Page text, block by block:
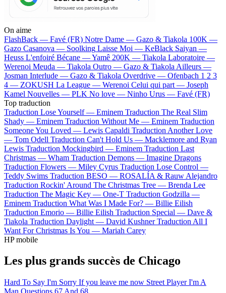
On aime
FlashBack — Favé (FR) Notre Dame — Gazo & Tiakola 100K —
Gazo Casanova — Soolking Laisse Moi — KeBlack Saiyan —
Heuss L'enfoiré Bécane —Yamê 200K — Tiakola Laboratoire —
Werenoi Meuda — Tiakola Outro — Gazo & Tiakola Ailleurs —
Josman Interlude — Gazo & Tiakola Overdrive — Ofenbach 1 2 3
4 — ZOKUSH La League — Werenoi Celui qui part — Joseph
Kamel Nouvelles — PLK No love — Ninho Urus — Favé (FR)
Top traduction
Traduction Lose Yourself — Eminem Traduction The Real Slim
Shady — Eminem Traduction Without Me — Eminem Traduction
Someone You Loved — Lewis Capaldi Traduction Another Love
— Tom Odell Traduction Can't Hold Us — Macklemore and Ryan
Lewis Traduction Mockingbird — Eminem Traduction Last
Christmas — Wham Traduction Demons — Imagine Dragons
Traduction Flowers — Miley Cyrus Traduction Lose Control —
Teddy Swims Traduction BESO — ROSALÍA & Rauw Alejandro
Traduction Rockin' Around The Christmas Tree — Brenda Lee
Traduction The Magic Key — One-T Traduction Godzilla —
Eminem Traduction What Was I Made For? — Billie Eilish
Traduction Emorio — Billie Eilish Traduction Special — Dave &
Tiakola Traduction Daylight — David Kushner Traduction All I
Want For Christmas Is You — Mariah Carey
HP mobile
Les plus grands succès de Chicago
Hard To Say I'm Sorry If you leave me now Street PlayerI'm A